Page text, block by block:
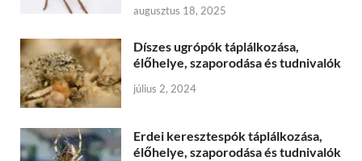
augusztus 18, 2025
Díszes ugrópók táplálkozása,
élőhelye, szaporodása és tudnivalók
július 2, 2024
Erdei keresztespók táplálkozása,
élőhelye, szaporodása és tudnivalók